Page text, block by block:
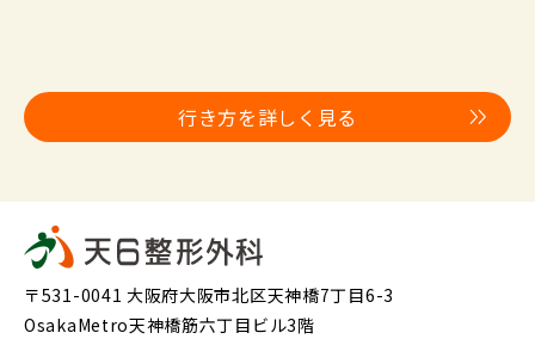
行き方を詳しく見る
〒531-0041 大阪府大阪市北区天神橋7丁目6-3
OsakaMetro天神橋筋六丁目ビル3階